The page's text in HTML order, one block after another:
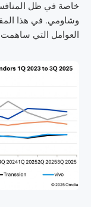
خاصة في ظل
وشاومي. في هذا
العوامل التي